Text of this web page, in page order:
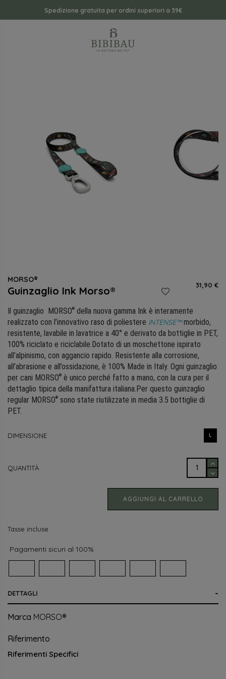
Spedizione gratuita per ordini superiori a 39€
MORSO®
Guinzaglio Ink Morso® favorite_border
31,90 €
Il guinzaglio MORSO® della nuova gamma Ink è interamente
realizzato con l’innovativo raso di poliestere INTENSE™morbido,
resistente, lavabile in lavatrice a 40° e derivato da bottiglie in PET,
100% riciclato e riciclabile.Dotato di un moschettone ispirato
all’alpinismo, con aggancio rapido. Resistente alla corrosione,
all’abrasione e all’ossidazione, è 100% Made in Italy. Ogni guinzaglio
per cani MORSO® è unico perché fatto a mano, con la cura per il
dettaglio tipica della manifattura italiana.Per questo guinzaglio
regular MORSO® sono state riutilizzate in media 3.5 bottiglie di
PET.
DIMENSIONE L
QUANTITÀ
AGGIUNGI AL CARRELLO
Tasse incluse
Pagamenti sicuri al 100%
DETTAGLI
Marca MORSO®
Riferimento
Riferimenti Specifici